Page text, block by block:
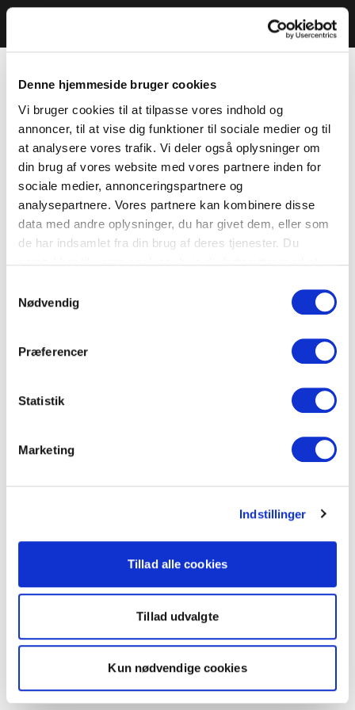
Denne hjemmeside bruger cookies
Vi bruger cookies til at tilpasse vores indhold og
annoncer, til at vise dig funktioner til sociale medier og til
at analysere vores trafik. Vi deler også oplysninger om
din brug af vores website med vores partnere inden for
sociale medier, annonceringspartnere og
analysepartnere. Vores partnere kan kombinere disse
data med andre oplysninger, du har givet dem, eller som
de har indsamlet fra din brug af deres tjenester. Du
Nødvendig
Præferencer
Statistik
Marketing
Indstillinger
Tillad alle cookies
Tillad udvalgte
Kun nødvendige cookies